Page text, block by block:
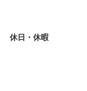
休日・休暇